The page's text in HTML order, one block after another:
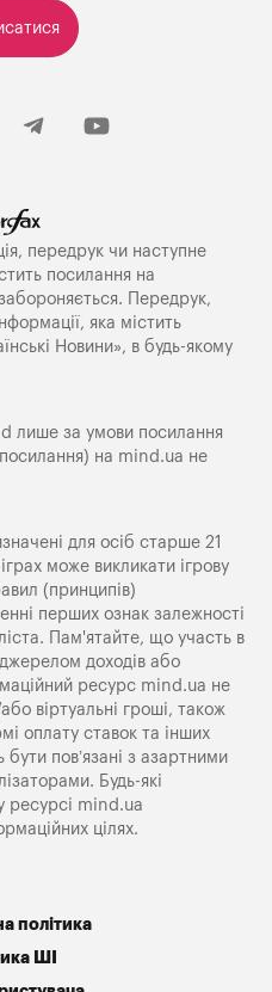
передрук чи наступне
посилання на
Передрук,
яка містить
Новини», в будь-якому
лише за умови посилання
на mind.ua не
для осіб старше 21
може викликати ігрову
(принципів)
перших ознак залежності
Пам'ятайте, що участь в
доходів або
ресурс mind.ua не
віртуальні гроші, також
оплату ставок та інших
бути пов’язані з азартними
Будь-які
ресурсі mind.ua
цілях.
політика
ШІ